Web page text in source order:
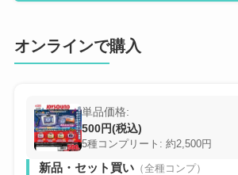
オンラインで購入
単品価格:
500円(税込)
5種コンプリート: 約2,500円
新品・セット買い（全種コンプ）